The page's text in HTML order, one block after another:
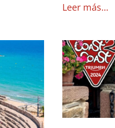
Leer más…
Coast2Coast
2024
en
la
nova
Triumph